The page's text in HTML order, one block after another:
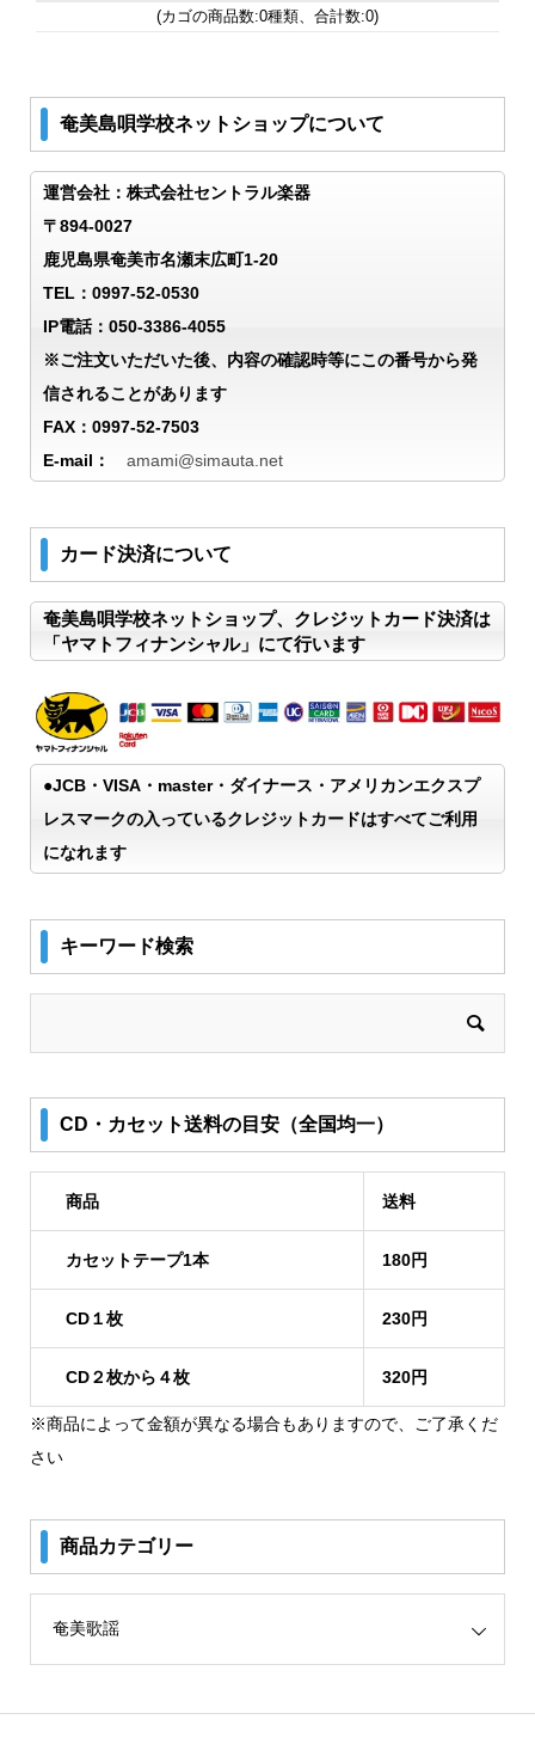
(カゴの商品数:0種類、合計数:0)
奄美島唄学校ネットショップについて
運営会社：株式会社セントラル楽器
〒894-0027
鹿児島県奄美市名瀬末広町1-20
TEL：0997-52-0530
IP電話：050-3386-4055
※ご注文いただいた後、内容の確認時等にこの番号から発
信されることがあります
FAX：0997-52-7503
E-mail： amami@simauta.net
カード決済について
奄美島唄学校ネットショップ、クレジットカード決済は
「ヤマトフィナンシャル」にて行います
●JCB・VISA・master・ダイナース・アメリカンエクスプ
レスマークの入っているクレジットカードはすべてご利用
になれます
キーワード検索
CD・カセット送料の目安（全国均一）
商品 送料
カセットテープ1本 180円
CD１枚 230円
CD２枚から４枚 320円
※商品によって金額が異なる場合もありますので、ご了承くだ
さい
商品カテゴリー